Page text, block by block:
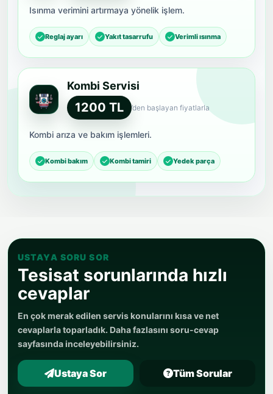
Isınma verimini artırmaya yönelik işlem.
Reglaj ayarı Yakıt tasarrufu Verimli ısınma
Kombi Servisi
1200 TL ’den başlayan fiyatlarla
Kombi arıza ve bakım işlemleri.
Kombi bakım Kombi tamiri Yedek parça
USTAYA SORU SOR
Tesisat sorunlarında hızlı
cevaplar
En çok merak edilen servis konularını kısa ve net
cevaplarla toparladık. Daha fazlasını soru-cevap
sayfasında inceleyebilirsiniz.
Ustaya Sor Tüm Sorular